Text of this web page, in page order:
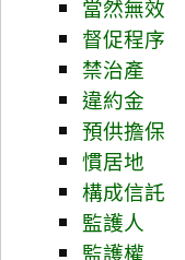
當然無效
督促程序
禁治產
違約金
預供擔保
慣居地
構成信託
監護人
監護權